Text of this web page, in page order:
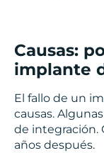
Causas:
implante
El fallo de un
causas.
de integración.
años después.